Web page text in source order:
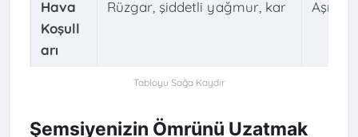
Hava
Koşull
arı
Rüzgar, şiddetli yağmur, kar Aşırı
Şemsiyenizin Ömrünü Uzatmak